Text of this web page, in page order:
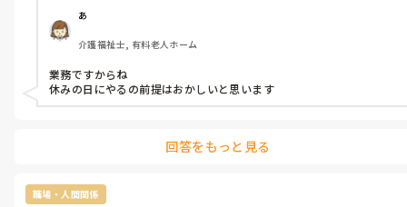
あ
介護福祉士, 有料老人ホーム
業務ですからね
休みの日にやるの前提はおかしいと思います
回答をもっと見る
職場・人間関係